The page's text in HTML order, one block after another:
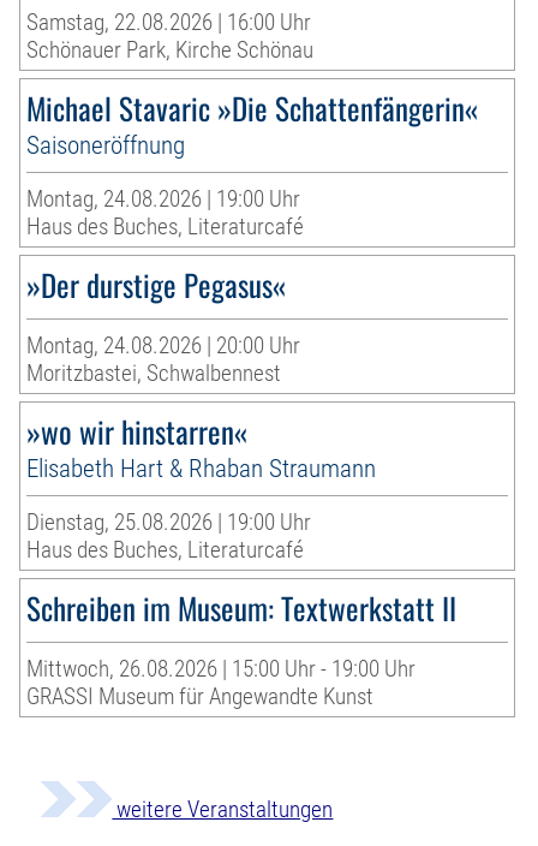
Samstag, 22.08.2026 | 16:00 Uhr
Schönauer Park, Kirche Schönau
Michael Stavaric »Die Schattenfängerin«
Saisoneröffnung
Montag, 24.08.2026 | 19:00 Uhr
Haus des Buches, Literaturcafé
»Der durstige Pegasus«
Montag, 24.08.2026 | 20:00 Uhr
Moritzbastei, Schwalbennest
»wo wir hinstarren«
Elisabeth Hart & Rhaban Straumann
Dienstag, 25.08.2026 | 19:00 Uhr
Haus des Buches, Literaturcafé
Schreiben im Museum: Textwerkstatt II
Mittwoch, 26.08.2026 | 15:00 Uhr - 19:00 Uhr
GRASSI Museum für Angewandte Kunst
weitere Veranstaltungen